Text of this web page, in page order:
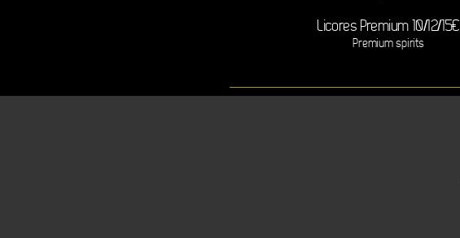
Licores Premium 10/12/15€
Premium spirits